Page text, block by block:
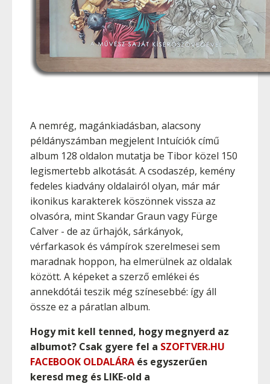
A nemrég, magánkiadásban, alacsony
példányszámban megjelent Intuíciók című
album 128 oldalon mutatja be Tibor közel 150
legismertebb alkotását. A csodaszép, kemény
fedeles kiadvány oldalairól olyan, már már
ikonikus karakterek köszönnek vissza az
olvasóra, mint Skandar Graun vagy Fürge
Calver - de az űrhajók, sárkányok,
vérfarkasok és vámpírok szerelmesei sem
maradnak hoppon, ha elmerülnek az oldalak
között. A képeket a szerző emlékei és
annekdótái teszik még színesebbé: így áll
össze ez a páratlan album.
Hogy mit kell tenned, hogy megnyerd az
albumot? Csak gyere fel a SZOFTVER.HU
FACEBOOK OLDALÁRA és egyszerűen
keresd meg és LIKE-old a